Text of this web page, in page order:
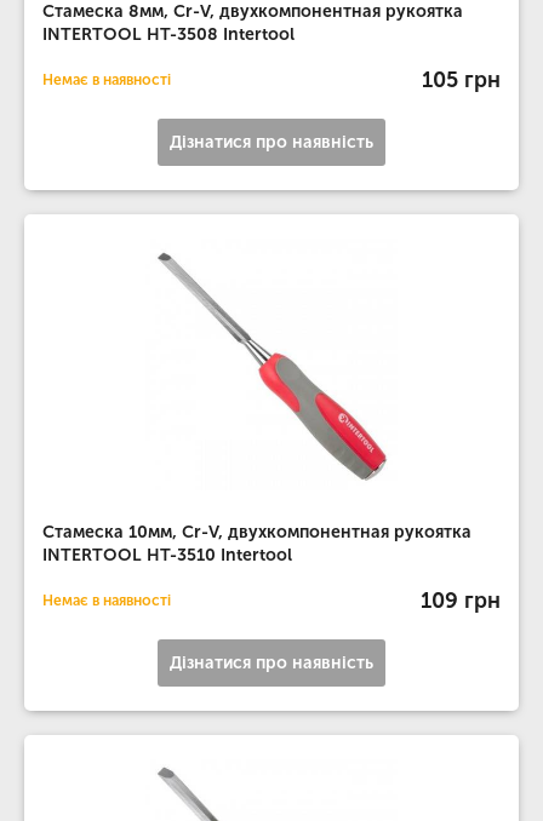
Стамеска 8мм, Cr-V, двухкомпонентная рукоятка
INTERTOOL HT-3508 Intertool
Немає в наявності 105 грн
Дізнатися про наявність
Стамеска 10мм, Cr-V, двухкомпонентная рукоятка
INTERTOOL HT-3510 Intertool
Немає в наявності 109 грн
Дізнатися про наявність